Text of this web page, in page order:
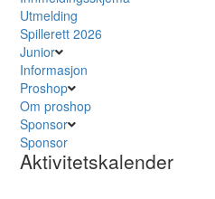
Utmelding
Spillerett 2026
Junior
Informasjon
Proshop
Om proshop
Sponsor
Sponsor
Aktivitetskalender